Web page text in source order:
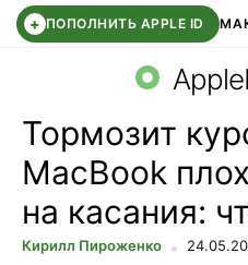
+ ПОПОЛНИТЬ APPLE ID
WB КЛУБIOS 26.6 DDE
Тормозит
MacBook
на касания:
Кирилл Пироженко